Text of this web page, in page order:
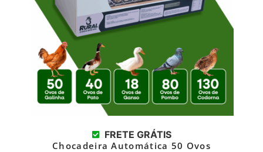
FRETE GRÁTIS
Chocadeira Automática 50 Ovos